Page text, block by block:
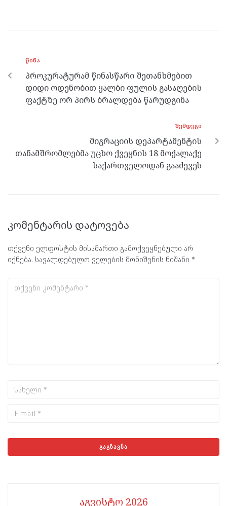
o
o
k
er m p
p
ᲬᲘᲜᲐ
პროკურატურამ წინასწარი შეთანხმებით
დიდი ოდენობით ყალბი ფულის გასაღების
ფაქტზე ორ პირს ბრალდება წარუდგინა
ᲨᲔᲛᲓᲔᲒᲘ
მიგრაციის დეპარტამენტის
თანამშრომლებმა უცხო ქვეყნის 18 მოქალაქე
საქართველოდან გააძევეს
კომენტარის დატოვება
თქვენი ელფოსტის მისამართი გამოქვეყნებული არ
იქნება. სავალდებულო ველების მონიშვნის ნიშანი *
აგვისტო 2026